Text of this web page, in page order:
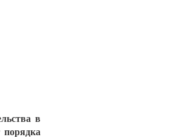
в
порядка